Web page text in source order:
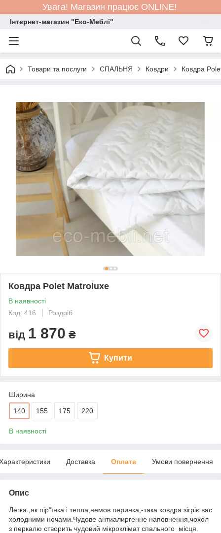
Увага! Магазин працює ONLINE!
Інтернет-магазин "Еко-Меблі"
Товари та послуги СПАЛЬНЯ Ковдри Ковдра
Ковдра Polet Matroluxe
В наявності
Код: 416
Роздріб
від 1 870 ₴
Купити
Ширина
140 155 175 220
В наявності
Доставка Оплата Умови повернення
Опис
Легка ,як пір"їнка і тепла,немов перинка,-така ковдра зігріє вас
холодними ночами.Чудове антиалиргенне наповнення,чохол
з перкалю створить чудовий мікроклімат спального місця.